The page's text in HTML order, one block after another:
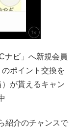
ナビ」へ新規会員
ポイント交換を
が貰えるキャン
紹介のチャンスで